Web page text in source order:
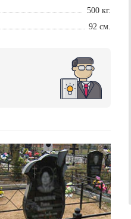
500 кг.
92 см.